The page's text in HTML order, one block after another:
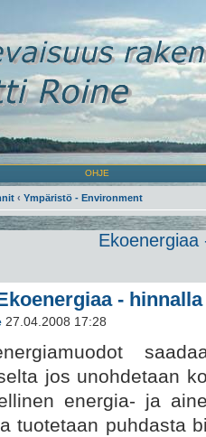
OHJE
‹ Ympäristö - Environment
Ekoenergiaa
-
27.04.2008 17:28
jos unohdetaan
energia- ja
tuotetaan puhdasta